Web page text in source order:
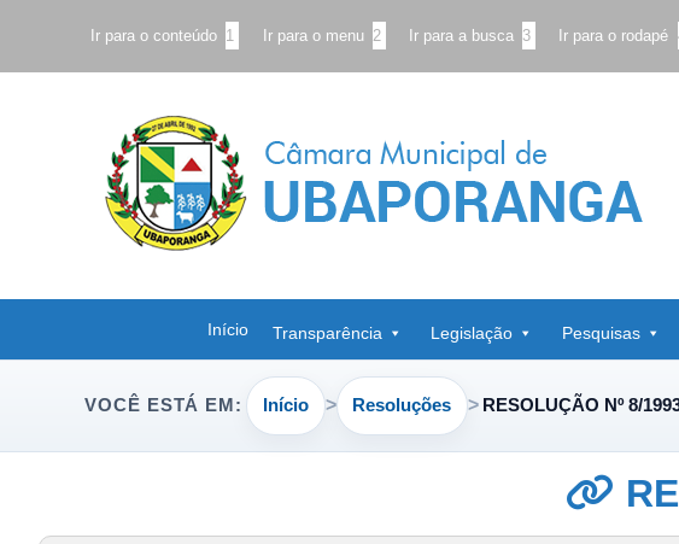
Ir para o conteúdo 1 Ir para o menu 2 Ir para a busca 3 Ir para o rodapé
Início Transparência Legislação Pesquisas
VOCÊ ESTÁ EM: Início Resoluções RESOLUÇÃO Nº 8/